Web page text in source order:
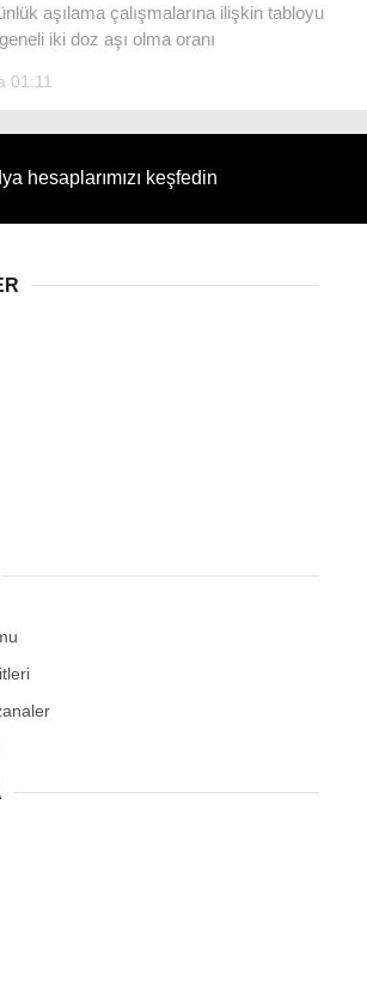
WhatsApp İhbar Hattı
Facebook
aşılama çalışmalarına ilişkin tabloyu
iki doz aşı olma oranı
01:11
hesaplarımızı keşfedin